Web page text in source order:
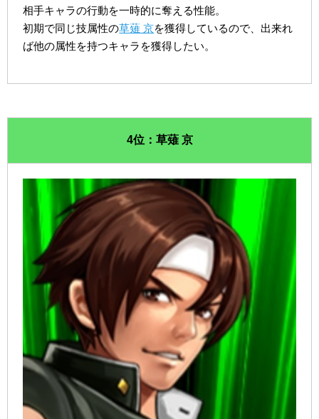
相手キャラの行動を一時的に奪える性能。
初期で同じ技属性の草薙 京を獲得しているので、出来れ
ば他の属性を持つキャラを獲得したい。
4位：草薙 京